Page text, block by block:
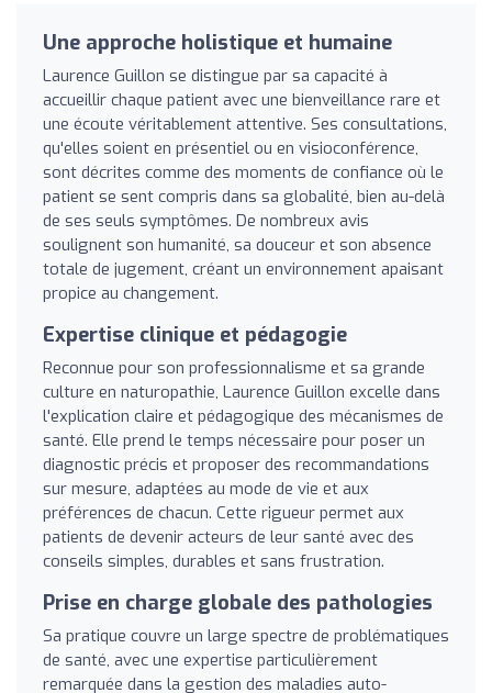
Une approche holistique et humaine
Laurence Guillon se distingue par sa capacité à
accueillir chaque patient avec une bienveillance rare et
une écoute véritablement attentive. Ses consultations,
qu'elles soient en présentiel ou en visioconférence,
sont décrites comme des moments de confiance où le
patient se sent compris dans sa globalité, bien au-delà
de ses seuls symptômes. De nombreux avis
soulignent son humanité, sa douceur et son absence
totale de jugement, créant un environnement apaisant
propice au changement.
Expertise clinique et pédagogie
Reconnue pour son professionnalisme et sa grande
culture en naturopathie, Laurence Guillon excelle dans
l'explication claire et pédagogique des mécanismes de
santé. Elle prend le temps nécessaire pour poser un
diagnostic précis et proposer des recommandations
sur mesure, adaptées au mode de vie et aux
préférences de chacun. Cette rigueur permet aux
patients de devenir acteurs de leur santé avec des
conseils simples, durables et sans frustration.
Prise en charge globale des pathologies
Sa pratique couvre un large spectre de problématiques
de santé, avec une expertise particulièrement
remarquée dans la gestion des maladies auto-